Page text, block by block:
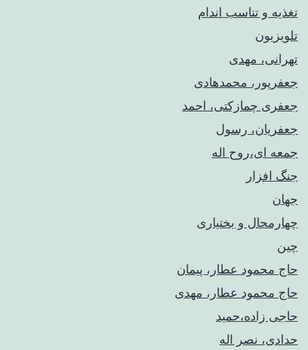
تغذیه و تناسب اندام
تلویزیون
تهرانی، مهدی
جعفرپور، محمدهادی
جعفری چمازکتی، احمد
جعفریان، رسول
جمعه ای،روح اله
جنگ افزار
جهان
چهارمحال و بختیاری
چین
حاج محمود عطار، پیمان
حاج محمود عطار، مهدی
حاجی زاده،حمید
حدادی، نصر اله